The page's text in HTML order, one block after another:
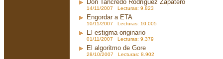
Don Tancredo Rodríguez Zapatero
14/11/2007 Lecturas: 9.823
Engordar a ETA
10/11/2007 Lecturas: 10.005
El estigma originario
01/11/2007 Lecturas: 9.379
El algoritmo de Gore
28/10/2007 Lecturas: 8.902